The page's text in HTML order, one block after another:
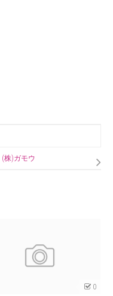
(株)ガモウ
0